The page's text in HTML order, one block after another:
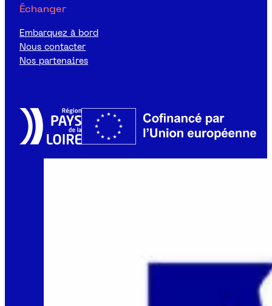
Échanger
Embarquez à bord
Nous contacter
Nos partenaires